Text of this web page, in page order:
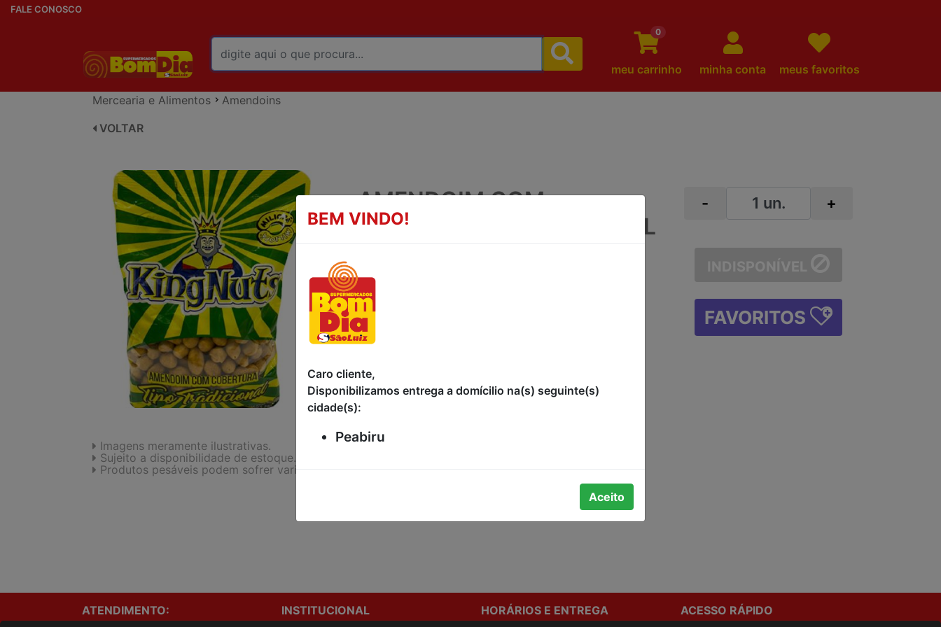
FALE CONOSCO
0
meu carrinho minha conta meus favoritos
Mercearia e Alimentos
Amendoins
VOLTAR
AMENDOIM COM
COBERTURA TRADICIONAL
AMENDOIM COM COBERTURA TIPO
TRADICIONAL KING NUTS PACOTE 300G
-
- +
FAVORITOS
Imagens meramente ilustrativas.
Sujeito a disponibilidade de estoque.
Produtos pesáveis podem sofrer variação de preço.
BEM VINDO!
Caro cliente,
Disponibilizamos entrega a domícilio na(s) seguinte(s)
cidade(s):
Peabiru
Aceito
ATENDIMENTO: INSTITUCIONAL HORÁRIOS E ENTREGA ACESSO RÁPIDO